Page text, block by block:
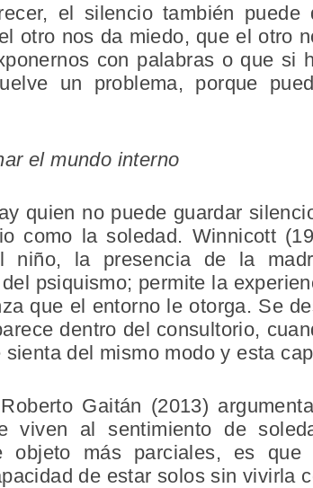
el silencio también
otro nos da miedo, que el otro
con palabras o que si
un problema, porque
el mundo interno
quien no puede guardar
como la soledad. Winnicott
niño, la presencia de la
psiquismo; permite la
que el entorno le otorga. Se
dentro del consultorio,
sienta del mismo modo y esta
Gaitán (2013)
viven al sentimiento de
objeto más parciales, es que
de estar solos sin vivirla